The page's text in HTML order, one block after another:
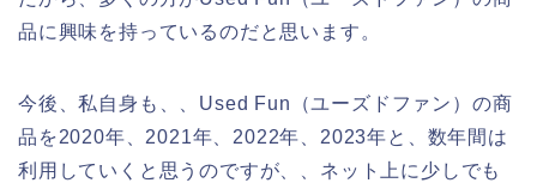
品に興味を持っているのだと思います。
今後、私自身も、、Used Fun（ユーズドファン）の商
品を2020年、2021年、2022年、2023年と、数年間は
利用していくと思うのですが、、ネット上に少しでも